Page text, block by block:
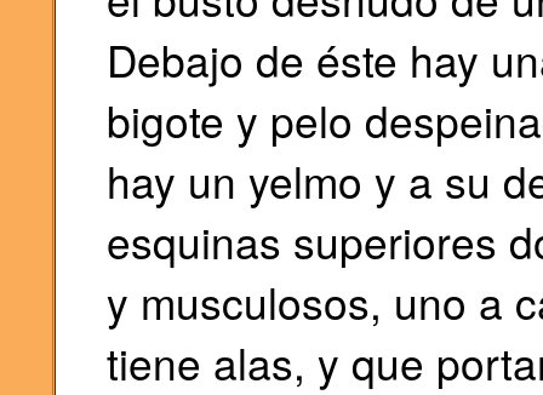
Debajo de éste hay
bigote y pelo
hay un yelmo y a su
esquinas superiores
y musculosos, uno a
tiene alas, y que